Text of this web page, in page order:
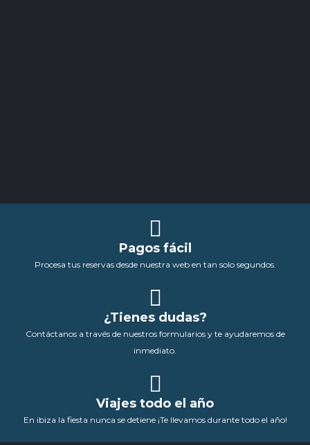
Pagos fácil
Procesa tus reservas desde nuestra web en tan solo segundos.
¿Tienes dudas?
Contáctanos a través de nuestros formularios y te ayudaremos de
inmediato.
Viajes todo el año
En ibiza la fiesta nunca se detiene ¡Te llevamos durante todo el año!